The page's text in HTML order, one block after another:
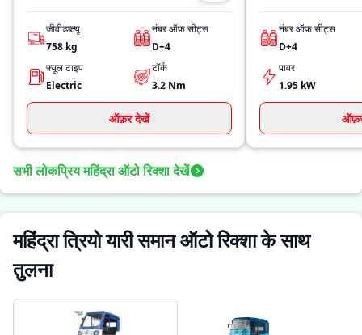
जीवीडब्ल्यू
758 kg
नंबर ऑफ़ सीट्स
D+4
फ्यूल टाइप
Electric
टॉर्क
3.2 Nm
ऑफ़र देखें
नंबर ऑफ़ सीट्स
D+4
पावर
1.95 kW
सभी लोकप्रिय महिंद्रा ऑटो रिक्शा देखें
महिंद्रा त्रियो यारी समान ऑटो रिक्शा के साथ
तुलना